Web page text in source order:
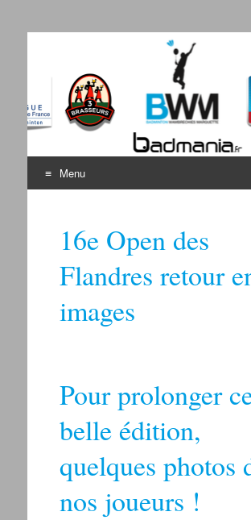
Badminton
Marquette
Bienvenue sur le site du BWM
Menu
16e Open des
Flandres retour
images
Pour prolonger
belle édition,
quelques photos
nos joueurs !